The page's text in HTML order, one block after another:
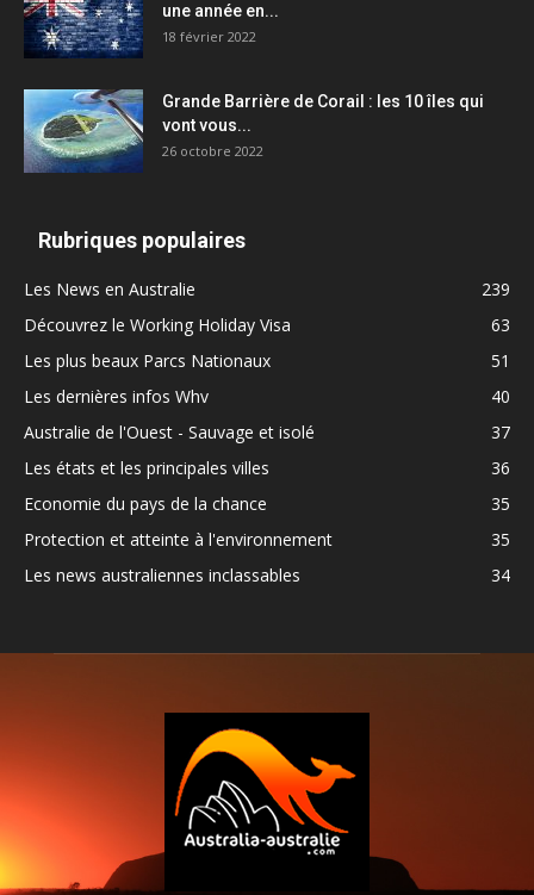
une année en...
18 février 2022
Grande Barrière de Corail : les 10 îles qui
vont vous...
26 octobre 2022
Rubriques populaires
Les News en Australie
239
Découvrez le Working Holiday Visa
63
Les plus beaux Parcs Nationaux
51
Les dernières infos Whv
40
Australie de l'Ouest - Sauvage et isolé
37
Les états et les principales villes
36
Economie du pays de la chance
35
Protection et atteinte à l'environnement
35
Les news australiennes inclassables
34